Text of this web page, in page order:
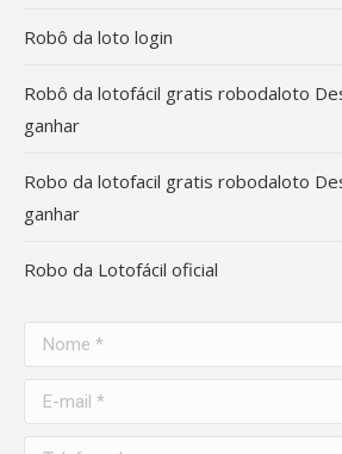
Robô da loto login
Robô da lotofácil gratis robodaloto
ganhar
Robo da lotofacil gratis robodaloto
ganhar
Robo da Lotofácil oficial
Nome *
E-mail *